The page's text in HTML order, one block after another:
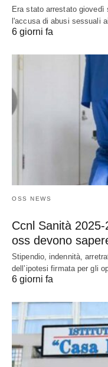
Era stato arrestato giovedì
l'accusa di abusi sessuali
6 giorni fa
OSS NEWS
Ccnl Sanità
oss devono
Stipendio, indennità,
dell’ipotesi firmata per gli
6 giorni fa